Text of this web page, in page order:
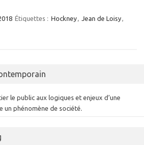
Étiquettes : Hockney, Jean de Loisy,
le public aux logiques et enjeux d’une
un phénomène de société.